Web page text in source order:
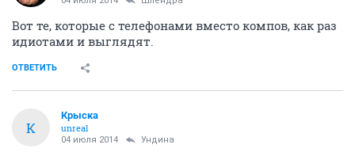
Вот те, которые с телефонами вместо компов, как раз
идиотами и выглядят.
ОТВЕТИТЬ
К
Крыска
unreal
04 июля 2014 Ундинa